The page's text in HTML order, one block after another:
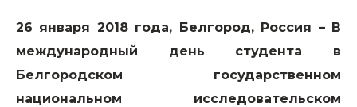
26 января 2018 года, Белгород, Россия – В
международный день студента в
Белгородском государственном
национальном исследовательском